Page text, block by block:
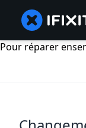
Pour réparer